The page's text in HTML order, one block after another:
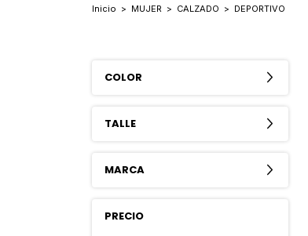
Inicio > MUJER > CALZADO > DEPORTIVO
COLOR
TALLE
MARCA
PRECIO